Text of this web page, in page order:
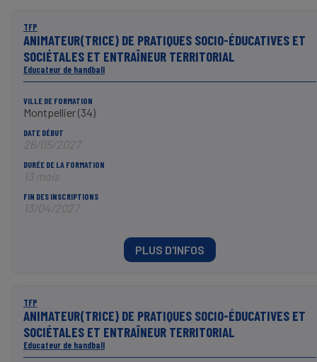
TFP
ANIMATEUR(TRICE) DE PRATIQUES SOCIO-ÉDUCATIVES ET
SOCIÉTALES ET ENTRAÎNEUR TERRITORIAL
Educateur de handball
VILLE DE FORMATION
Montpellier (34)
DATE DÉBUT
26/05/2027
DURÉE DE LA FORMATION
13 mois
FIN DES INSCRIPTIONS
13/04/2027
PLUS D'INFOS
TFP
ANIMATEUR(TRICE) DE PRATIQUES SOCIO-ÉDUCATIVES ET
SOCIÉTALES ET ENTRAÎNEUR TERRITORIAL
Educateur de handball